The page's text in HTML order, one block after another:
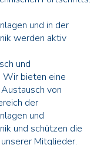
und in der
werden aktiv
und
Wir bieten eine
von
der
und
und schützen die
Mitglieder.